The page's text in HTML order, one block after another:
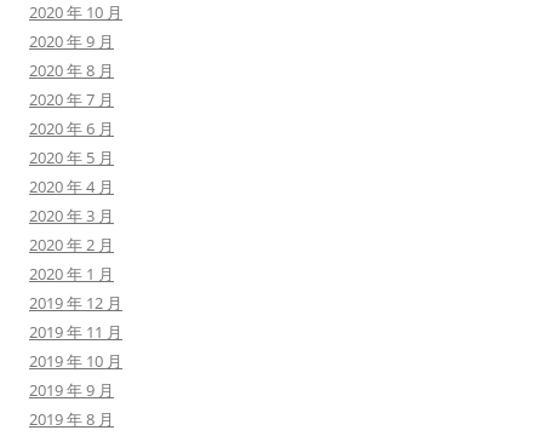
2020 年 10 月
2020 年 9 月
2020 年 8 月
2020 年 7 月
2020 年 6 月
2020 年 5 月
2020 年 4 月
2020 年 3 月
2020 年 2 月
2020 年 1 月
2019 年 12 月
2019 年 11 月
2019 年 10 月
2019 年 9 月
2019 年 8 月